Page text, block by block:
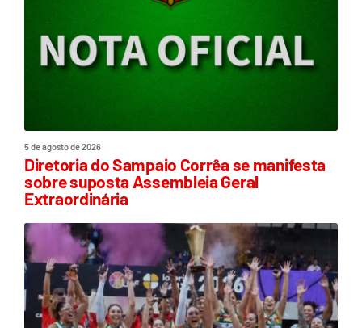
5 de agosto de 2026
Diretoria do Sampaio Corrêa se manifesta
sobre suposta Assembleia Geral
Extraordinária